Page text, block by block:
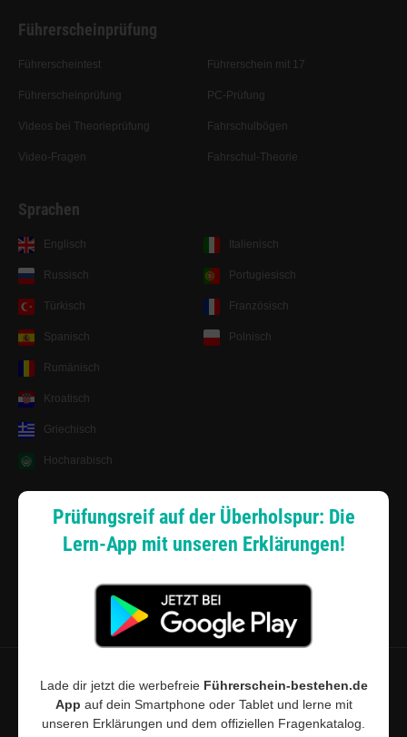
Prüfungsreif auf der Überholspur: Die
Lern-App mit unseren Erklärungen!
Lade dir jetzt die werbefreie Führerschein-bestehen.de
App auf dein Smartphone oder Tablet und lerne mit
unseren Erklärungen und dem offiziellen Fragenkatalog.
Führerscheinprüfung
Führerscheintest
Führerscheinprüfung
Videos bei Theorieprüfung
Video-Fragen
Führerschein mit 17
PC-Prüfung
Fahrschulbögen
Fahrschul-Theorie
Sprachen
Englisch
Russisch
Türkisch
Spanisch
Italienisch
Portugiesisch
Französisch
Polnisch
Rumänisch
Kroatisch
Griechisch
Hocharabisch
Lernsystem
Android App
· Impressum · Cookie-Einstellungen